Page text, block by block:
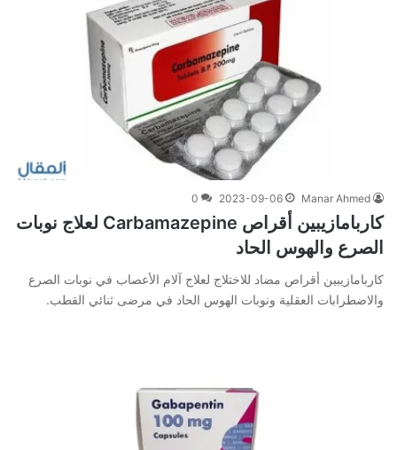
Manar Ahmed
2023-09-06
0
كاربامازيبين أقراص Carbamazepine لعلاج نوبات
الصرع والهوس الحاد
كاربامازيبين أقراص مضاد للاختلاج لعلاج آلام الأعصاب في نوبات الصرع
والاضطرابات العقلية ونوبات الهوس الحاد في مرضى ثنائي القطب.